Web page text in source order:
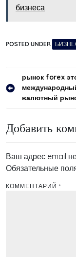
бизнеса
POSTED UNDER
Навигация
по
рынок forex
валютный
Добавить
Ваш адрес email
Обязательные
КОММЕНТАРИЙ *